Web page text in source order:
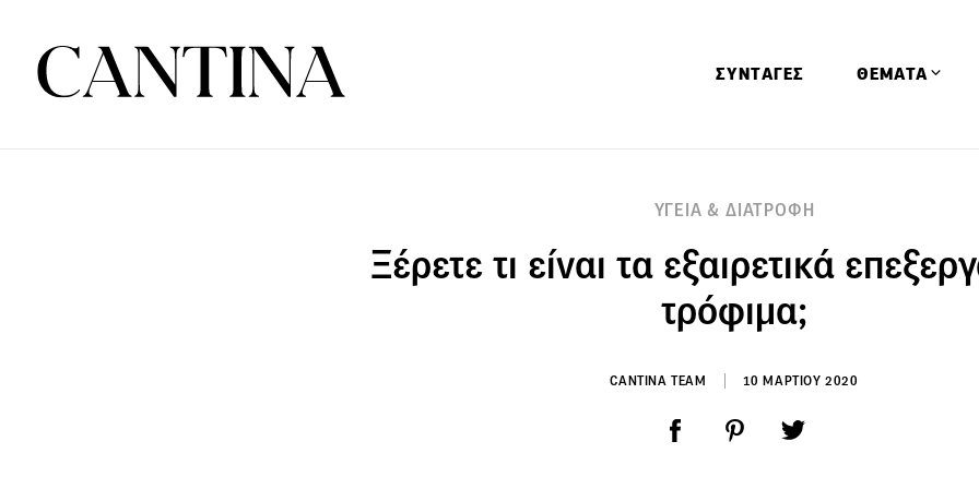
ΣΥΝΤΑΓΕΣ ΘΕΜΑΤΑ
Ειδήσεις
Έρευνες
ΥΓΕΙΑ & ΔΙΑΤΡΟΦΗ
Ξέρετε τι είναι τα εξαιρετικά
τρόφιμα;
CANTINA TEAM 10 ΜΑΡΤΙΟΥ 2020